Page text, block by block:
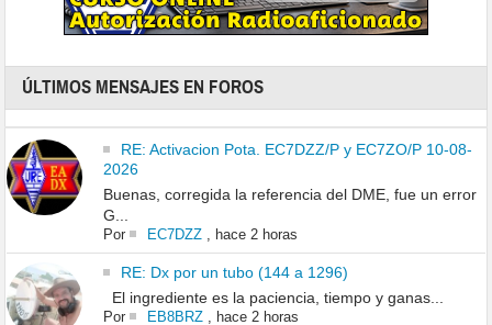
ÚLTIMOS MENSAJES EN FOROS
RE: Activacion Pota. EC7DZZ/P y EC7ZO/P 10-08-
2026
Buenas, corregida la referencia del DME, fue un error
G...
Por EC7DZZ, hace 2 horas
RE: Dx por un tubo (144 a 1296)
El ingrediente es la paciencia, tiempo y ganas...
Por EB8BRZ, hace 2 horas